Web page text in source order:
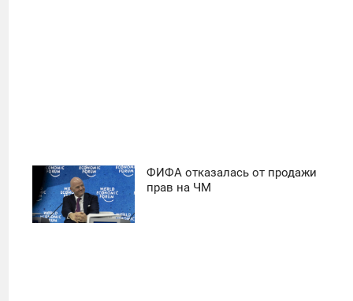
ФИФА отказалась от продажи
прав на ЧМ